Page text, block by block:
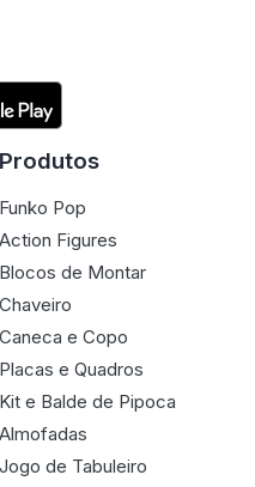
Produtos
Funko Pop
Action Figures
Blocos de Montar
Chaveiro
Caneca e Copo
Placas e Quadros
Kit e Balde de Pipoca
Almofadas
Jogo de Tabuleiro